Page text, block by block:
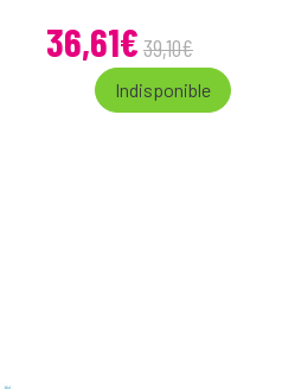
36,61€ 39,10€
Indisponible